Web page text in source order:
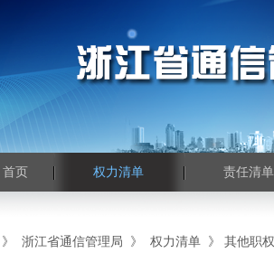
首页 权力清单 责任清单
》 浙江省通信管理局 》 权力清单 》 其他职权